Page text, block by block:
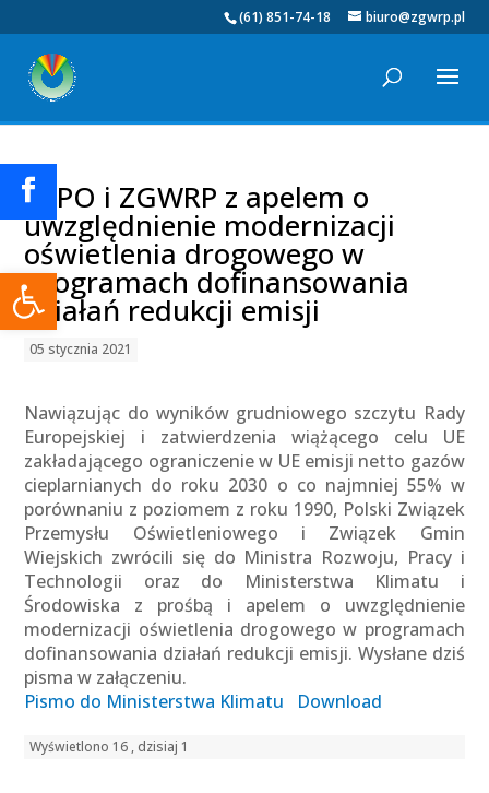
Otwórz pasek narzędzi
(61) 851-74-18 biuro@zgwrp.pl
PZPO i ZGWRP z apelem o
uwzględnienie modernizacji
oświetlenia drogowego w
programach dofinansowania
działań redukcji emisji
05 stycznia 2021
Nawiązując do wyników grudniowego szczytu Rady
Europejskiej i zatwierdzenia wiążącego celu UE
zakładającego ograniczenie w UE emisji netto gazów
cieplarnianych do roku 2030 o co najmniej 55% w
porównaniu z poziomem z roku 1990, Polski Związek
Przemysłu Oświetleniowego i Związek Gmin
Wiejskich zwrócili się do Ministra Rozwoju, Pracy i
Technologii oraz do Ministerstwa Klimatu i
Środowiska z prośbą i apelem o uwzględnienie
modernizacji oświetlenia drogowego w programach
dofinansowania działań redukcji emisji. Wysłane dziś
pisma w załączeniu.
Pismo do Ministerstwa Klimatu
Download
Wyświetlono 16 , dzisiaj 1